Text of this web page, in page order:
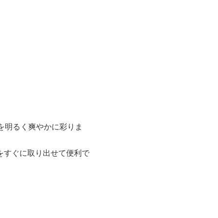
るく爽やかに彩りま
すぐに取り出せて便利で